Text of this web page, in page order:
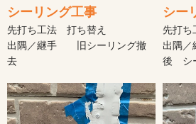
シーリング工事
先打ち工法 打ち替え
出隅／継手 旧シーリング撤
去
シー
先打
出隅
後 シ